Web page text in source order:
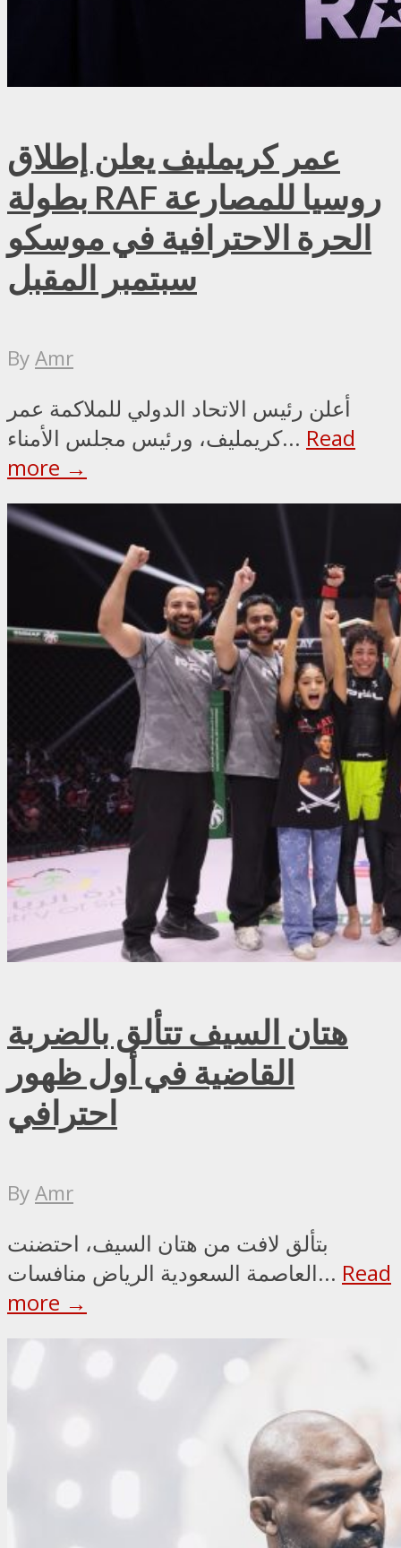
عمر كريمليف يعلن إطلاق
بطولة RAF روسيا للمصارعة
الحرة الاحترافية في موسكو
سبتمبر المقبل
ByAmr
أعلن رئيس الاتحاد الدولي للملاكمة عمر
كريمليف، ورئيس مجلس الأمناء... Read
more →
هتان السيف تتألق بالضربة
القاضية في أول ظهور
احترافي
ByAmr
بتألق لافت من هتان السيف، احتضنت
العاصمة السعودية الرياض منافسات... Read
more →